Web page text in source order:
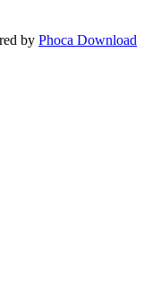
by Phoca Download